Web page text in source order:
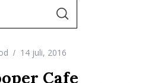
S
E
C
H
14 juli, 2016
Cafe